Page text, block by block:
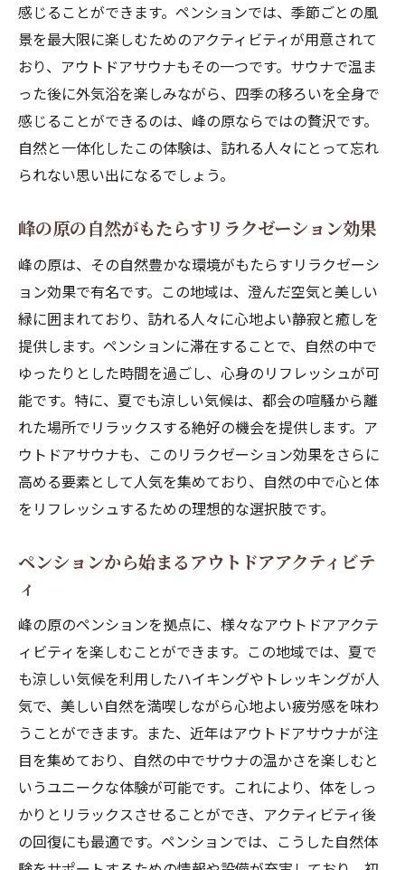
都会からの逃避としてのペンション滞在
自然に癒されるリラックスタイム
ペンションが提供する静寂の時間
心と体を整える自然との共生
峰の原ペンションでアウトドアサウナを満喫す
る方法
サウナを最大限に活用するコツ
ペンションで体験する特別なサウナ
自然の中でサウナを満喫する
アウトドアサウナの準備と心得
ペンションでのサウナ体験の魅力
ペンションで体験する峰の原の四季と心地よい
涼しさ
四季の変化を楽しむペンションの過ごし方
涼しさを求める夏の峰の原
ペンションが提供する季節ごとの魅力
涼しい環境での四季体験
峰の原のペンションでリフレッシュする夏の楽
しみ方
心身ともにリフレッシュするペンションの
魅力
夏を楽しむためのペンション体験
自然の中でのリフレッシュ方法
ペンションが提供するリラックスプラン
心地よさを求める夏の過ごし方
ペンションでの特別なリフレッシュタイム
感じることができます。ペンションでは、季節ごとの風
景を最大限に楽しむためのアクティビティが用意されて
おり、アウトドアサウナもその一つです。サウナで温ま
った後に外気浴を楽しみながら、四季の移ろいを全身で
感じることができるのは、峰の原ならではの贅沢です。
自然と一体化したこの体験は、訪れる人々にとって忘れ
られない思い出になるでしょう。
峰の原の自然がもたらすリラクゼーション効果
峰の原は、その自然豊かな環境がもたらすリラクゼーシ
ョン効果で有名です。この地域は、澄んだ空気と美しい
緑に囲まれており、訪れる人々に心地よい静寂と癒しを
提供します。ペンションに滞在することで、自然の中で
ゆったりとした時間を過ごし、心身のリフレッシュが可
能です。特に、夏でも涼しい気候は、都会の喧騒から離
れた場所でリラックスする絶好の機会を提供します。ア
ウトドアサウナも、このリラクゼーション効果をさらに
高める要素として人気を集めており、自然の中で心と体
をリフレッシュするための理想的な選択肢です。
ペンションから始まるアウトドアアクティビテ
ィ
峰の原のペンションを拠点に、様々なアウトドアアクテ
ィビティを楽しむことができます。この地域では、夏で
も涼しい気候を利用したハイキングやトレッキングが人
気で、美しい自然を満喫しながら心地よい疲労感を味わ
うことができます。また、近年はアウトドアサウナが注
目を集めており、自然の中でサウナの温かさを楽しむと
いうユニークな体験が可能です。これにより、体をしっ
かりとリラックスさせることができ、アクティビティ後
の回復にも最適です。ペンションでは、こうした自然体